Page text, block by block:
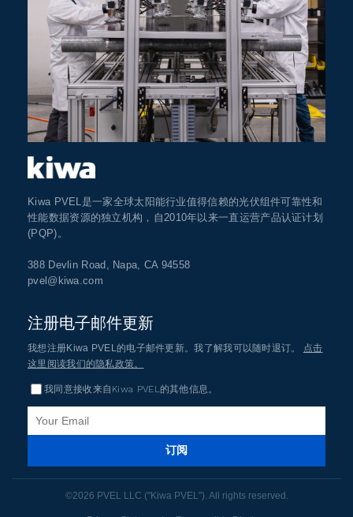
Kiwa PVEL是一家全球太阳能行业值得信赖的光伏组件可靠性和
性能数据资源的独立机构，自2010年以来一直运营产品认证计划
(PQP)。
388 Devlin Road, Napa, CA 94558
pvel@kiwa.com
注册电子邮件更新
我想注册Kiwa PVEL的电子邮件更新。我了解我可以随时退订。 点击
这里阅读我们的隐私政策。
我同意接收来自Kiwa PVEL的其他信息。
订阅
©2026 PVEL LLC ("Kiwa PVEL"). All rights reserved.